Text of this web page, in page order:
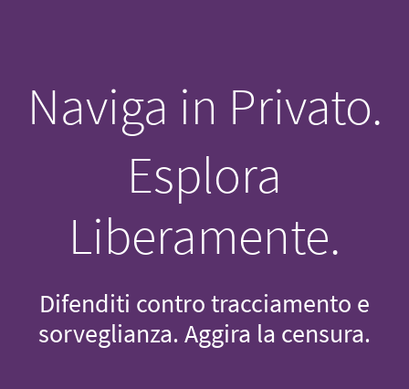
Naviga in Privato.
Esplora
Liberamente.
Difenditi contro tracciamento e
sorveglianza. Aggira la censura.